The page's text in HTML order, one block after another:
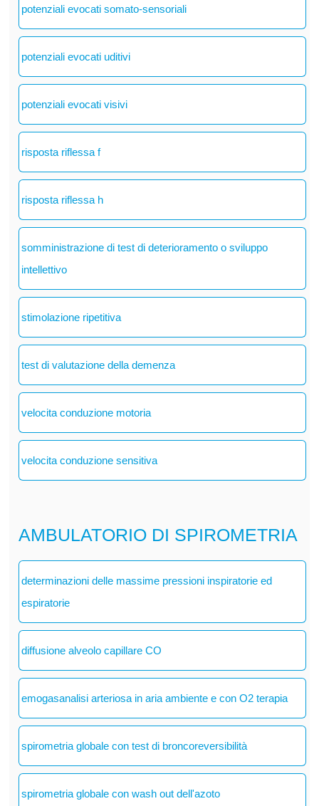
potenziali evocati somato-sensoriali
potenziali evocati uditivi
potenziali evocati visivi
risposta riflessa f
risposta riflessa h
somministrazione di test di deterioramento o sviluppo
intellettivo
stimolazione ripetitiva
test di valutazione della demenza
velocita conduzione motoria
velocita conduzione sensitiva
AMBULATORIO DI SPIROMETRIA
determinazioni delle massime pressioni inspiratorie ed
espiratorie
diffusione alveolo capillare CO
emogasanalisi arteriosa in aria ambiente e con O2 terapia
spirometria globale con test di broncoreversibilità
spirometria globale con wash out dell'azoto